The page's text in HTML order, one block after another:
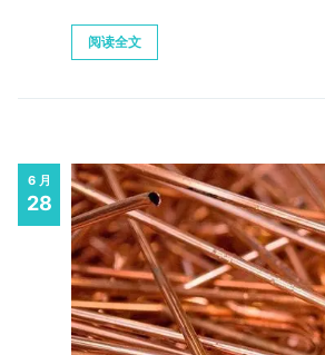
阅读全文
6 月
28